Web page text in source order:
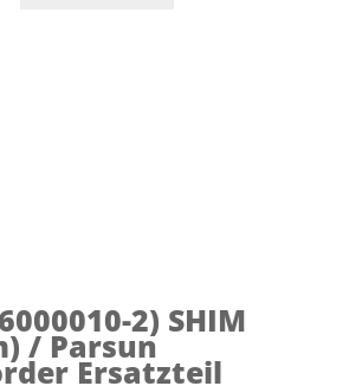
2) SHIM
/ Parsun
Ersatzteil